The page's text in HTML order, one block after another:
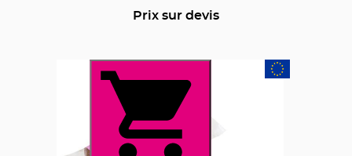
Prix sur devis